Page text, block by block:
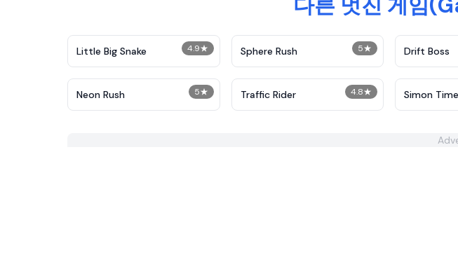
4.9★
Little Big Snake 5★
Sphere Rush Drift Boss
5★
Neon Rush 4.8★
Traffic Rider Simon